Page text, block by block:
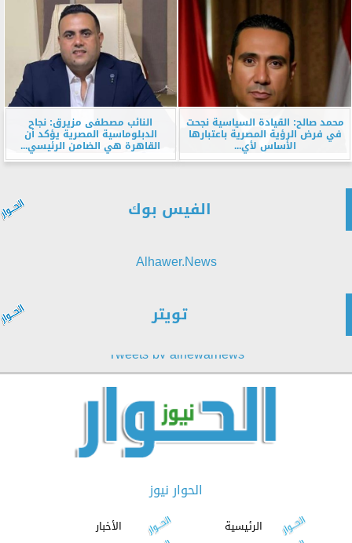
محمد صالح: القيادة السياسية نجحت
في فرض الرؤية المصرية باعتبارها
الأساس لأي...
النائب مصطفى مزيرق: نجاح
الدبلوماسية المصرية يؤكد أن
القاهرة هي الضامن الرئيسي...
الفيس بوك
Alhawer.News
تويتر
Tweets by alhewarnews
الحوار نيوز
الرئيسية
الأخبار